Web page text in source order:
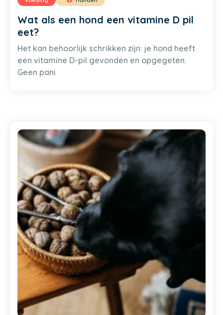
Wat als een hond een vitamine D pil
eet?
Het kan behoorlijk schrikken zijn: je hond heeft
een vitamine D-pil gevonden en opgegeten.
Geen pani